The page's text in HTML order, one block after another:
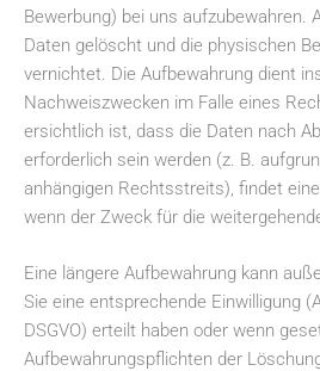
Bewerbung) bei uns aufzubewahren.
Daten gelöscht und die physischen
vernichtet. Die Aufbewahrung dient
Nachweiszwecken im Falle eines
ersichtlich ist, dass die Daten nach
erforderlich sein werden (z. B.
anhängigen Rechtsstreits), findet
wenn der Zweck für die
Eine längere Aufbewahrung kann
Sie eine entsprechende Einwilligung
DSGVO) erteilt haben oder wenn
Aufbewahrungspflichten der